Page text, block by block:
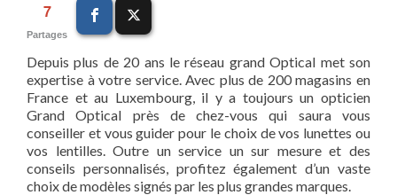
7
Partages
Depuis plus de 20 ans le réseau grand Optical met son
expertise à votre service. Avec plus de 200 magasins en
France et au Luxembourg, il y a toujours un opticien
Grand Optical près de chez-vous qui saura vous
conseiller et vous guider pour le choix de vos lunettes ou
vos lentilles. Outre un service un sur mesure et des
conseils personnalisés, profitez également d’un vaste
choix de modèles signés par les plus grandes marques.